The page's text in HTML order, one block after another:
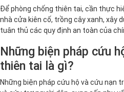
Để phòng chống thiên tai, cần thực
nhà cửa kiên cố, trồng cây xanh, xây
tuân thủ các quy định an toàn của
Những biện pháp cứu
thiên tai là gì?
Những biện pháp cứu hộ và cứu nạn